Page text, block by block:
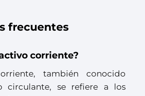
frecuentes
corriente?
también conocido
circulante, se refiere a los